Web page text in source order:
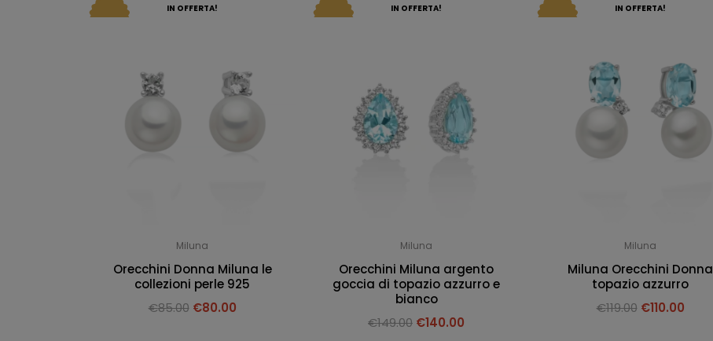
IN OFFERTA!
Miluna
Orecchini Donna Miluna le
collezioni perle 925
€85.00 €80.00
IN OFFERTA!
Miluna
Orecchini Miluna argento
goccia di topazio azzurro e
bianco
€149.00 €140.00
IN OFFERTA!
Miluna
Miluna Orecchini Donna
topazio azzurro
€119.00 €110.00